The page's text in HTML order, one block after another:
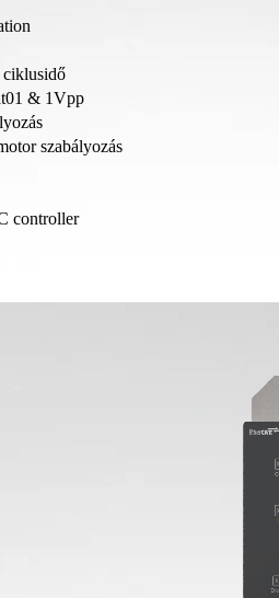
ciklusidő
& 1Vpp
szabályozás
controller